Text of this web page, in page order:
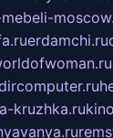
erdamchi.ru
kruzhka.ru